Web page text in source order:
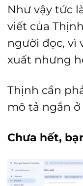
Như vậy tức
viết của
người đọc, vì
xuất nhưng
Thịnh cần
mô tả ngắn
Chưa hết,